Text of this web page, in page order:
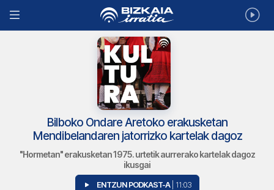
Bilboko Ondare Aretoko erakusketan
Mendibelandaren jatorrizko kartelak dagoz
"Hormetan" erakusketan 1975. urtetik aurrerako kartelak dagoz
ikusgai
ENTZUN PODKAST-A | 11:03